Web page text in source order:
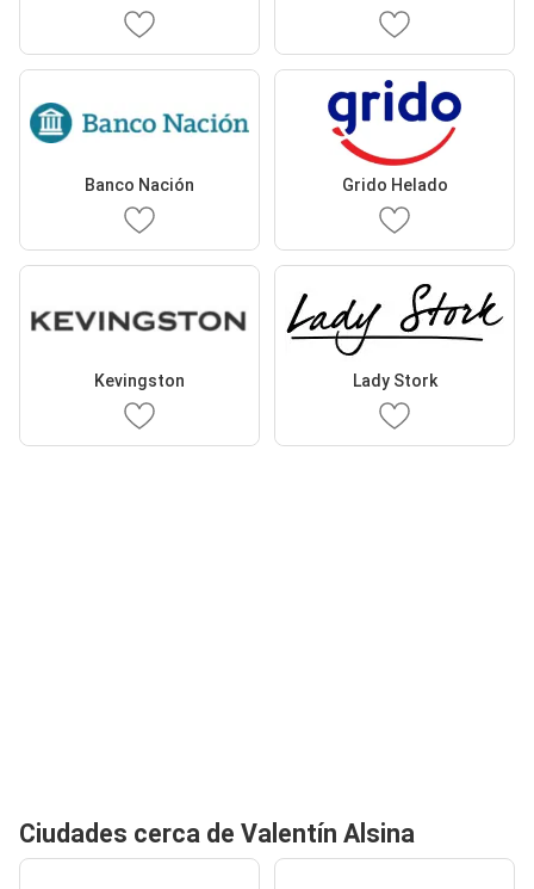
Banco Nación Grido Helado
Kevingston Lady Stork
Ciudades cerca de Valentín Alsina